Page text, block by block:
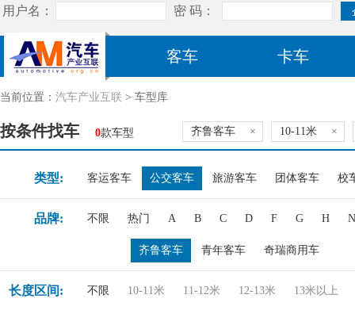
客车 卡车
当前位置： 汽车产业互联 > 车型库
按条件找车 0款车型 齐鲁客车 × 10-11米 ×
类型: 客运客车 公交客车 旅游客车 团体客车 校
品牌: 不限 热门 A B C D F G H N
齐鲁客车 青年客车 奇瑞商用车
长度区间: 不限 10-11米 11-12米 12-13米 13米以上